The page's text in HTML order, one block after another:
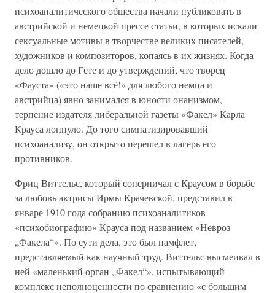
психоаналитического общества начали публиковать в
австрийской и немецкой прессе статьи, в которых искали
сексуальные мотивы в творчестве великих писателей,
художников и композиторов, копаясь в их жизнях. Когда
дело дошло до Гёте и до утверждений, что творец
«Фауста» («это наше всё!» для любого немца и
австрийца) явно занимался в юности онанизмом,
терпение издателя либеральной газеты «Факел» Карла
Крауса лопнуло. До того симпатизировавший
психоанализу, он открыто перешел в лагерь его
противников.
Фриц Виттельс, который соперничал с Краусом в борьбе
за любовь актрисы Ирмы Крачевской, представил в
январе 1910 года собранию психоаналитиков
«психобиографию» Крауса под названием «Невроз
„Факела“». По сути дела, это был памфлет,
представляемый как научный труд. Виттельс высмеивал в
ней «маленький орган „Факел“», испытывающий
комплекс неполноценности по сравнению «с большим